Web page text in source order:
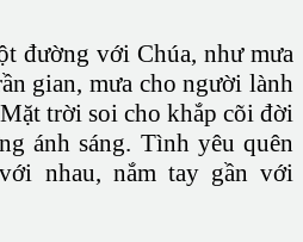
đường với Chúa, như mưa
gian, mưa cho người lành
trời soi cho khắp cõi đời
ánh sáng. Tình yêu quên
nhau, nắm tay gần với